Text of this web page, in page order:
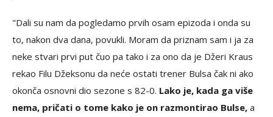
"Dali su nam da pogledamo prvih osam epizoda i onda su
to, nakon dva dana, povukli. Moram da priznam sam i ja za
neke stvari prvi put čuo pa tako i za ono da je Džeri Kraus
rekao Filu Džeksonu da neće ostati trener Bulsa čak ni ako
okonča osnovni dio sezone s 82-0. Lako je, kada ga više
nema, pričati o tome kako je on razmontirao Bulse, a